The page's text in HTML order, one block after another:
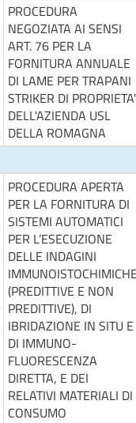
PROCEDURA
NEGOZIATA AI SENSI
ART. 76 PER LA
FORNITURA ANNUALE
DI LAME PER TRAPANI
STRIKER DI PROPRIETA'
DELL'AZIENDA USL
DELLA ROMAGNA
PROCEDURA APERTA
PER LA FORNITURA DI
SISTEMI AUTOMATICI
PER L’ESECUZIONE
DELLE INDAGINI
(PREDITTIVE E NON
PREDITTIVE), DI
IBRIDAZIONE IN SITU E
DI IMMUNO-
FLUORESCENZA
DIRETTA, E DEI
RELATIVI MATERIALI DI
CONSUMO